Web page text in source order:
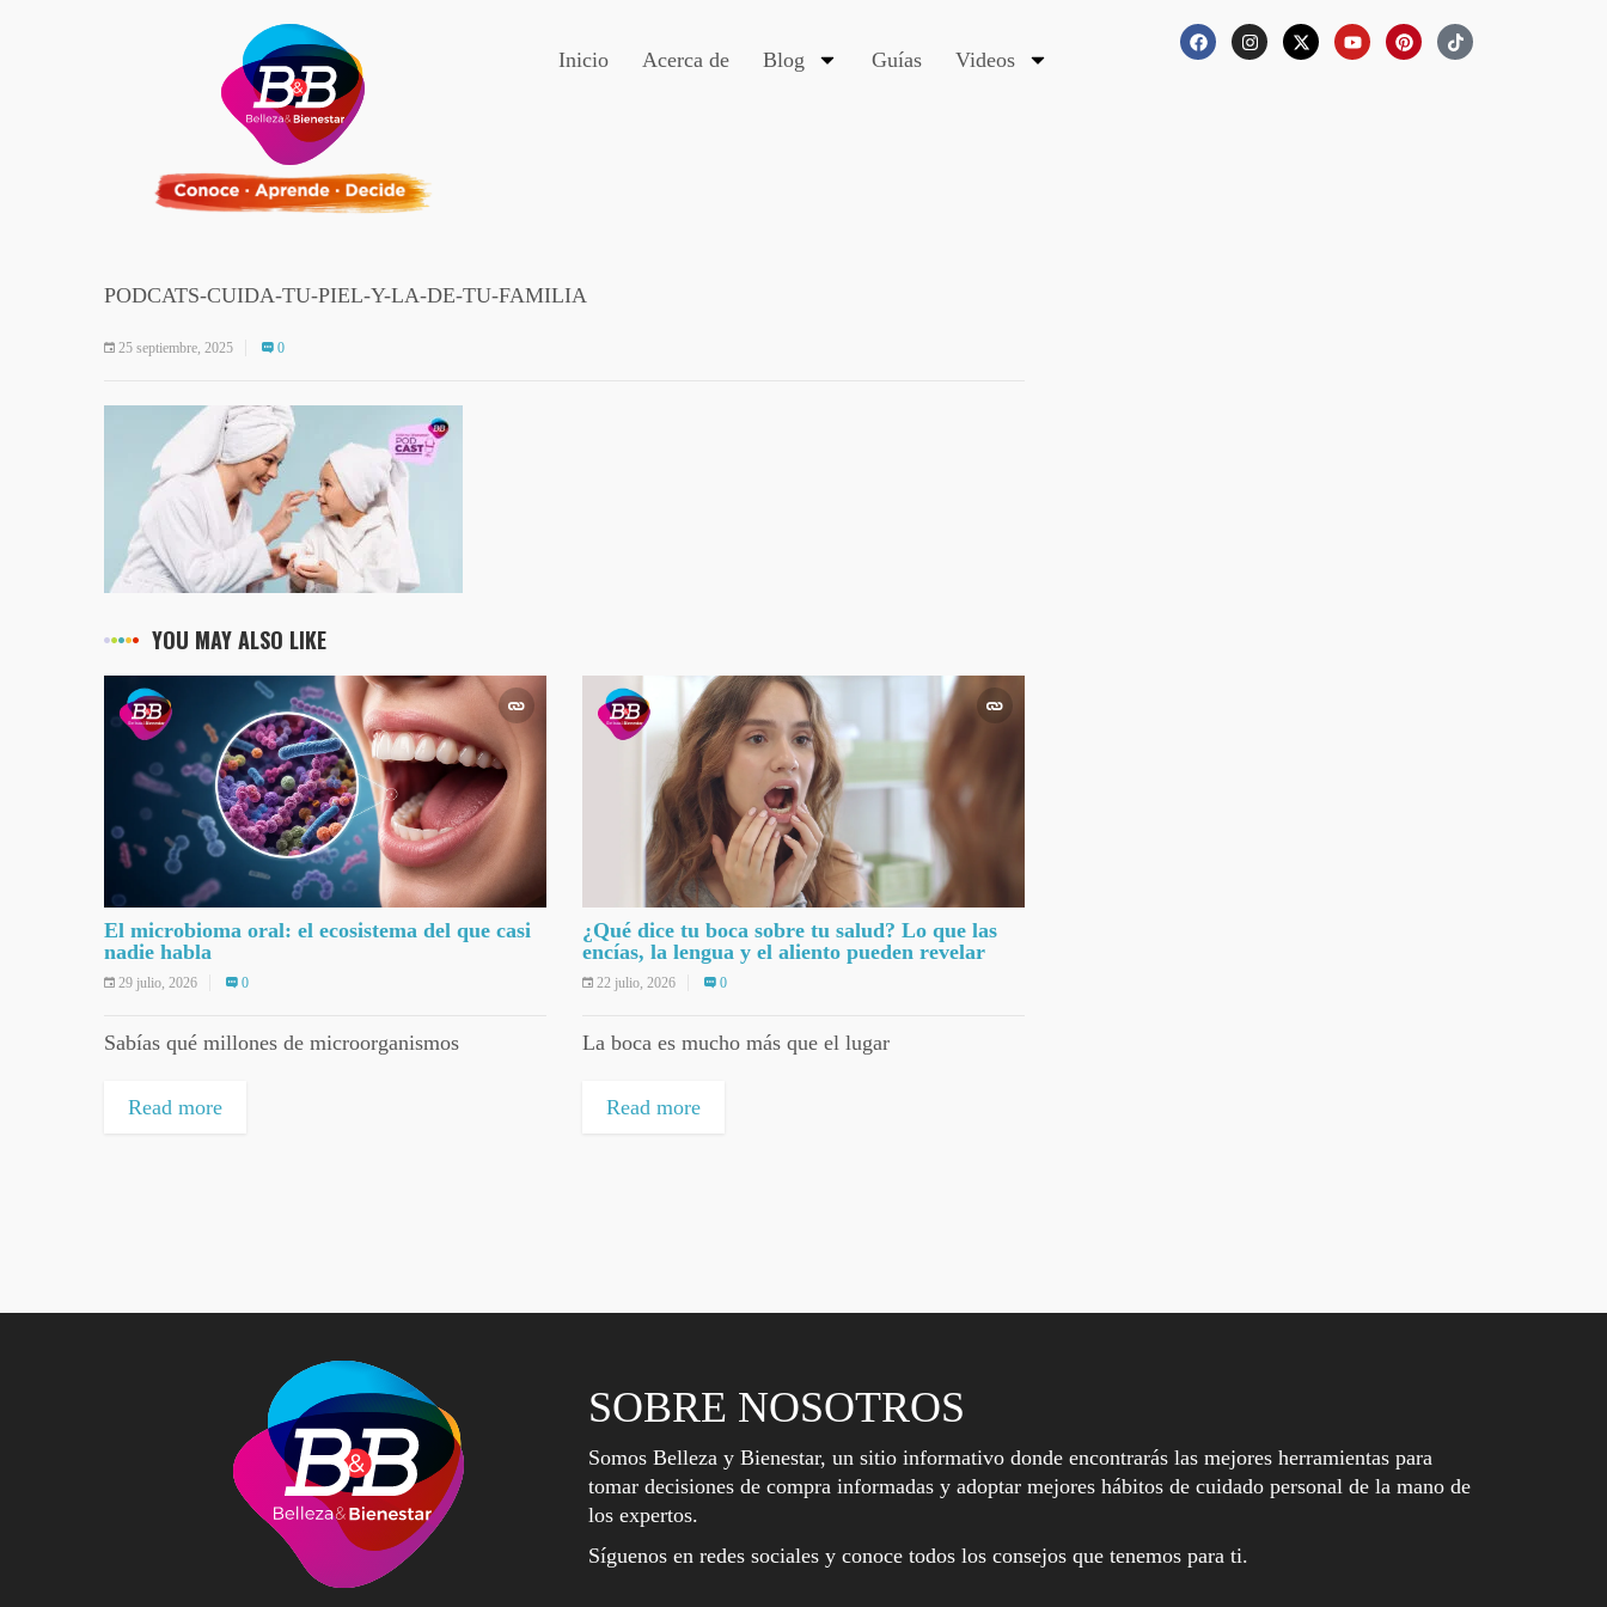
Inicio Acerca de Blog Guías Videos
PODCATS-CUIDA-TU-PIEL-Y-LA-DE-TU-FAMILIA
25 septiembre, 2025 0
YOU MAY ALSO LIKE
El microbioma oral: el ecosistema del que casi
nadie habla
29 julio, 2026 0
Sabías qué millones de microorganismos
Read more
¿Qué dice tu boca sobre tu salud? Lo que las
encías, la lengua y el aliento pueden revelar
22 julio, 2026 0
La boca es mucho más que el lugar
Read more
SOBRE NOSOTROS
Somos Belleza y Bienestar, un sitio informativo donde encontrarás las mejores herramientas para
tomar decisiones de compra informadas y adoptar mejores hábitos de cuidado personal de la mano de
los expertos.
Síguenos en redes sociales y conoce todos los consejos que tenemos para ti.